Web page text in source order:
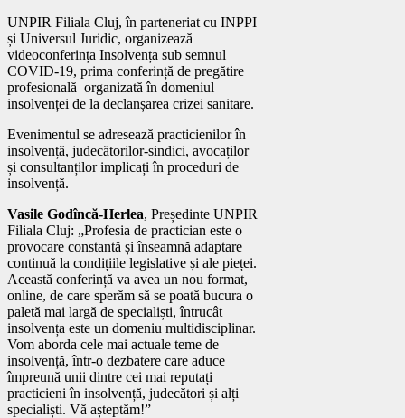
UNPIR Filiala Cluj, în parteneriat cu INPPI
și Universul Juridic, organizează
videoconferința Insolvența sub semnul
COVID-19, prima conferință de pregătire
profesională organizată în domeniul
insolvenței de la declanșarea crizei sanitare.
Evenimentul se adresează practicienilor în
insolvență, judecătorilor-sindici, avocaților
și consultanților implicați în proceduri de
insolvență.
Vasile Godîncă-Herlea, Președinte UNPIR
Filiala Cluj: „Profesia de practician este o
provocare constantă și înseamnă adaptare
continuă la condițiile legislative și ale pieței.
Această conferință va avea un nou format,
online, de care sperăm să se poată bucura o
paletă mai largă de specialiști, întrucât
insolvența este un domeniu multidisciplinar.
Vom aborda cele mai actuale teme de
insolvență, într-o dezbatere care aduce
împreună unii dintre cei mai reputați
practicieni în insolvență, judecători și alți
specialiști. Vă așteptăm!”